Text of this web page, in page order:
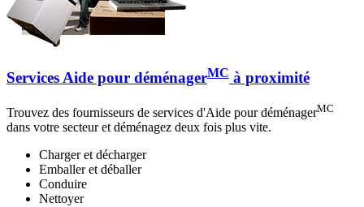
Services Aide pour déménagerMC à proximité
Trouvez des fournisseurs de services d'Aide pour déménagerMC
dans votre secteur et déménagez deux fois plus vite.
Charger et décharger
Emballer et déballer
Conduire
Nettoyer